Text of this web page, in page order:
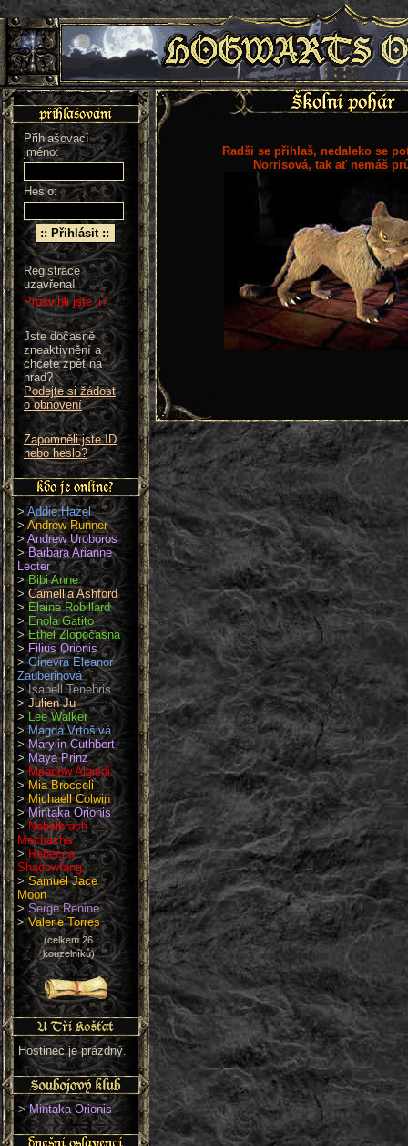
Přihlašovací
jméno:
Heslo:
Registrace
uzavřena!
Prošvihli jste ji?
Jste dočasně
zneaktivnění a
chcete zpět na
hrad?
Podejte si žádost
o obnovení
Zapomněli jste ID
nebo heslo?
>Addie Hazel
>Andrew Runner
>Andrew Uroboros
> Barbara Arianne
Lecter
>Bibi Anne
>Camellia Ashford
> Elaine Robillard
>Enola Gatito
>Ethel Zlopočasná
>Filius Orionis
>Ginevra Eleanor
Zauberinová
>Isabell Tenebris
>Julien Ju
>Lee Walker
>Magda Vrtošivá
>Marylin Cuthbert
> Maya Prinz
>Meadow Algiedi
>Mia Broccoli
>Michaell Colwin
>Mintaka Orionis
>Nebelbrach
Mechacha
> Rebecca
Shadowfang
>Samuel Jace
Moon
> Serge Renine
>Valerie Torres
(celkem 26
kouzelníků)
Hostinec je prázdný.
>Mintaka Orionis
Radši se přihlaš, nedaleko se
Norrisová, tak ať nemáš